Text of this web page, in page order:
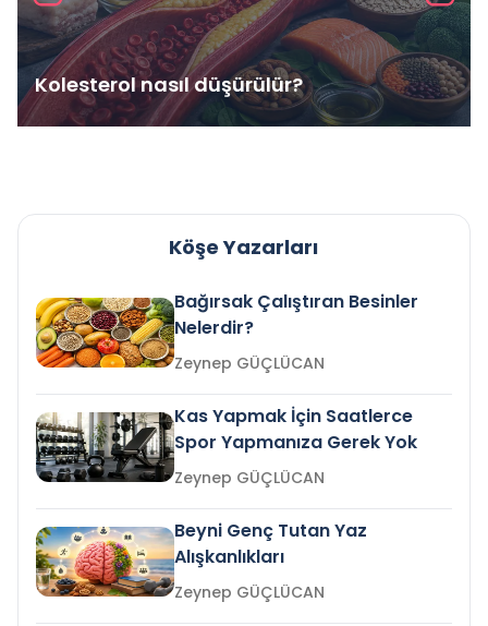
Kolesterol nasıl düşürülür?
Köşe Yazarları
Bağırsak Çalıştıran Besinler
Nelerdir?
Zeynep GÜÇLÜCAN
Kas Yapmak İçin Saatlerce
Spor Yapmanıza Gerek Yok
Zeynep GÜÇLÜCAN
Beyni Genç Tutan Yaz
Alışkanlıkları
Zeynep GÜÇLÜCAN